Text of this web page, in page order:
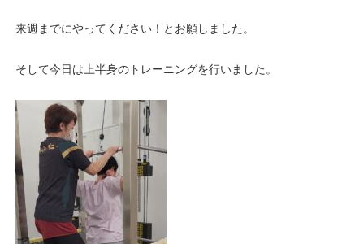
来週までにやってください！とお願しました。
そして今日は上半身のトレーニングを行いました。